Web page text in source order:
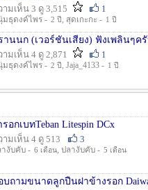
ามเห็น 3 ดู 3,515
1
มธุดงค์ไพร - 2 ปี , สุดเกะกะ - 1 ปี
านนก (เวอร์ชั่นเสียง) ฟังเพลินๆค
ามเห็น 4 ดู 2,871
1
มธุดงค์ไพร - 2 ปี , Jaja_4133 - 1 ปี
รอกเบทTeban Litespin DCx
ามเห็น 4 ดู 513
3
งับคับ - 6 เดือน, ปลางับคับ - 5 เดือน
บถามขนาดลูกปืนฝาข้างรอก